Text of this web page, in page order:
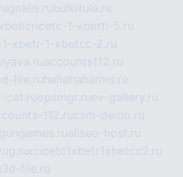
gnalis.rubulkitula.ru
1-xbetti-5.ru
xbetr-1-xbetcc-2.ru
accounts112.ru
file.ru hahahaharms.ru
cat.ruopsmgr.ruev-gallery.ru
112.rucsm-demo.ru
allseo-host.ru
cricetc1xbetr1xbetcc2.ru
3d-file.ru